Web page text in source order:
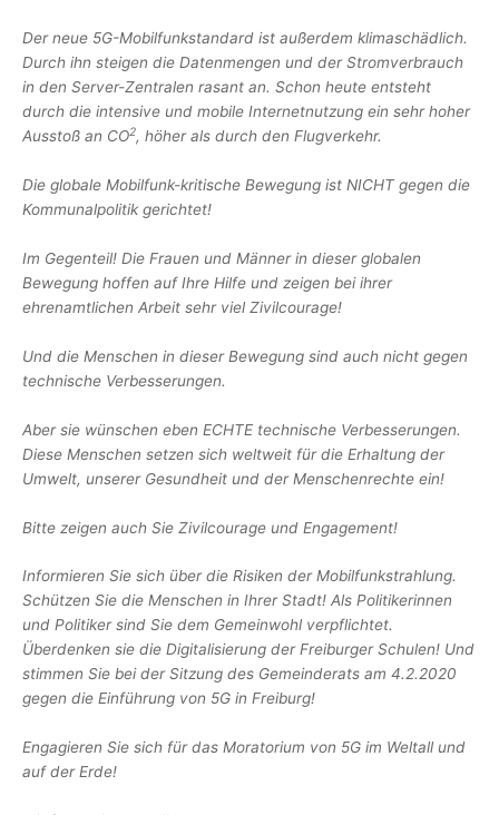
Der neue 5G-Mobilfunkstandard ist außerdem klimaschädlich.
Durch ihn steigen die Datenmengen und der Stromverbrauch
in den Server-Zentralen rasant an. Schon heute entsteht
durch die intensive und mobile Internetnutzung ein sehr hoher
Ausstoß an CO2, höher als durch den Flugverkehr.
Die globale Mobilfunk-kritische Bewegung ist NICHT gegen die
Kommunalpolitik gerichtet!
Im Gegenteil! Die Frauen und Männer in dieser globalen
Bewegung hoffen auf Ihre Hilfe und zeigen bei ihrer
ehrenamtlichen Arbeit sehr viel Zivilcourage!
Und die Menschen in dieser Bewegung sind auch nicht gegen
technische Verbesserungen.
Aber sie wünschen eben ECHTE technische Verbesserungen.
Diese Menschen setzen sich weltweit für die Erhaltung der
Umwelt, unserer Gesundheit und der Menschenrechte ein!
Bitte zeigen auch Sie Zivilcourage und Engagement!
Informieren Sie sich über die Risiken der Mobilfunkstrahlung.
Schützen Sie die Menschen in Ihrer Stadt! Als Politikerinnen
und Politiker sind Sie dem Gemeinwohl verpflichtet.
Überdenken sie die Digitalisierung der Freiburger Schulen! Und
stimmen Sie bei der Sitzung des Gemeinderats am 4.2.2020
gegen die Einführung von 5G in Freiburg!
Engagieren Sie sich für das Moratorium von 5G im Weltall und
auf der Erde!